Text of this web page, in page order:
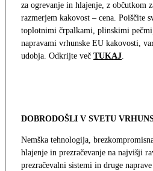
za ogrevanje in hlajenje, z občutkom
razmerjem kakovost – cena. Poiščite
toplotnimi črpalkami, plinskimi
napravami vrhunske EU kakovosti,
udobja. Odkrijte več TUKAJ.
DOBRODOŠLI V SVETU
Nemška tehnologija,
hlajenje in prezračevanje na najvišji
prezračevalni sistemi in druge